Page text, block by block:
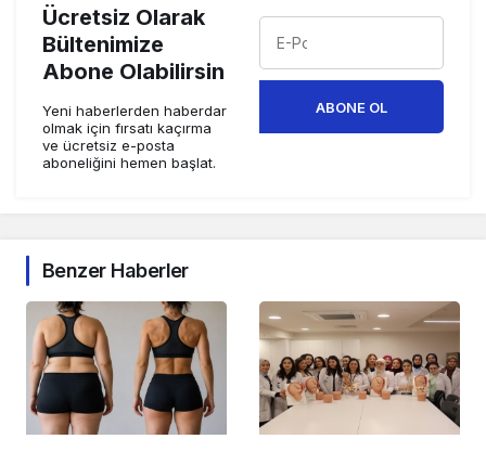
Ücretsiz Olarak
Bültenimize
Abone Olabilirsin
Yeni haberlerden haberdar
olmak için fırsatı kaçırma
ve ücretsiz e-posta
aboneliğini hemen başlat.
ABONE OL
Benzer Haberler